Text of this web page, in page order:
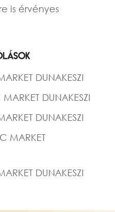
is érvényes
DUNAKESZI
DUNAKESZI
DUNAKESZI
MARKET
DUNAKESZI